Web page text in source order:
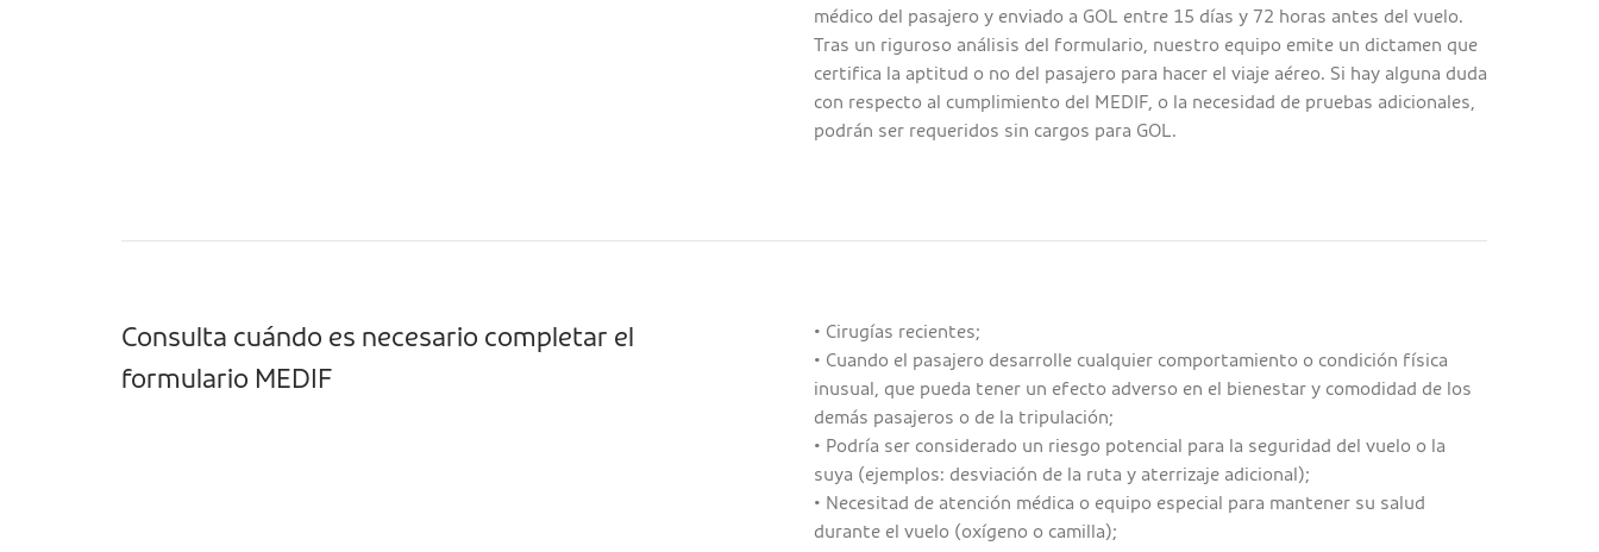
médico del pasajero y enviado a GOL entre 15 días y 72 horas antes del vuelo.
Tras un riguroso análisis del formulario, nuestro equipo emite un dictamen que
certifica la aptitud o no del pasajero para hacer el viaje aéreo. Si hay alguna duda
con respecto al cumplimiento del MEDIF, o la necesidad de pruebas adicionales,
podrán ser requeridos sin cargos para GOL.
Consulta cuándo es necesario completar el
formulario MEDIF
• Cirugías recientes;
• Cuando el pasajero desarrolle cualquier comportamiento o condición física
inusual, que pueda tener un efecto adverso en el bienestar y comodidad de los
demás pasajeros o de la tripulación;
• Podría ser considerado un riesgo potencial para la seguridad del vuelo o la
suya (ejemplos: desviación de la ruta y aterrizaje adicional);
• Necesitad de atención médica o equipo especial para mantener su salud
durante el vuelo (oxígeno o camilla);